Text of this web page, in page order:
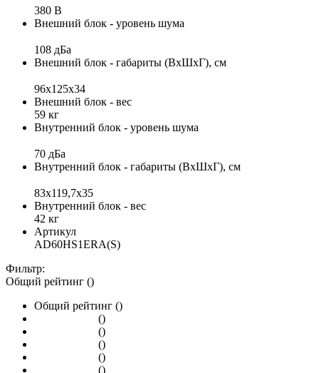
380 В
Внешний блок - уровень шума
108 дБа
Внешний блок - габариты (ВхШхГ), см
96х125х34
Внешний блок - вес
59 кг
Внутренний блок - уровень шума
70 дБа
Внутренний блок - габариты (ВхШхГ), см
83x119,7x35
Внутренний блок - вес
42 кг
Артикул
AD60HS1ERA(S)
Фильтр:
Общий рейтинг ()
Общий рейтинг ()
()
()
()
()
()